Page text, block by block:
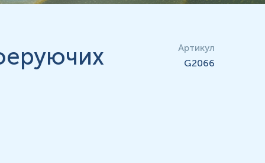
воду.
Артикул
G2066